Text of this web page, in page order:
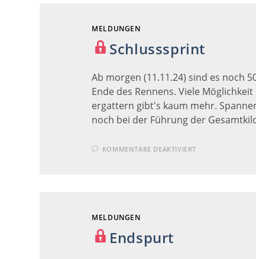
MELDUNGEN
Schlusssprint
Ab morgen (11.11.24) sind es noch
Ende des Rennens. Viele
ergattern gibt's kaum mehr.
noch bei der Führung der
KOMMENTARE DEAKTIVIERT
MELDUNGEN
Endspurt